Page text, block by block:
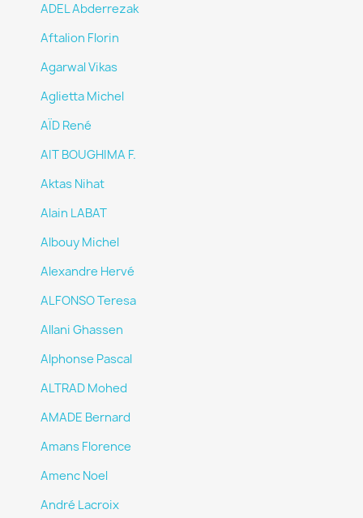
ADEL Abderrezak
Aftalion Florin
Agarwal Vikas
Aglietta Michel
AÏD René
AIT BOUGHIMA F.
Aktas Nihat
Alain LABAT
Albouy Michel
Alexandre Hervé
ALFONSO Teresa
Allani Ghassen
Alphonse Pascal
ALTRAD Mohed
AMADE Bernard
Amans Florence
Amenc Noel
André Lacroix